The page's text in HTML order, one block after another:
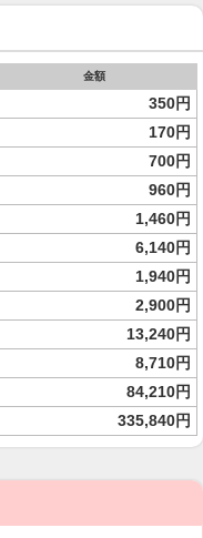
金額
350円
170円
700円
960円
1,460円
6,140円
1,940円
2,900円
13,240円
8,710円
84,210円
335,840円